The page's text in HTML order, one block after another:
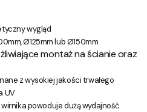
wygląd
Ø125mmlubØ150mm
montaż na ścianie oraz
zwysokiej jakości trwałego
UV
powodujedużą wydajność